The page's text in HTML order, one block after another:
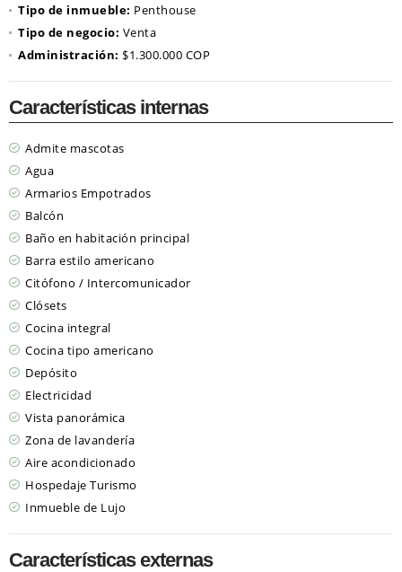
Tipo de inmueble: Penthouse
Tipo de negocio: Venta
Administración: $1.300.000 COP
Características internas
Admite mascotas
Agua
Armarios Empotrados
Balcón
Baño en habitación principal
Barra estilo americano
Citófono / Intercomunicador
Clósets
Cocina integral
Cocina tipo americano
Depósito
Electricidad
Vista panorámica
Zona de lavandería
Aire acondicionado
Hospedaje Turismo
Inmueble de Lujo
Características externas